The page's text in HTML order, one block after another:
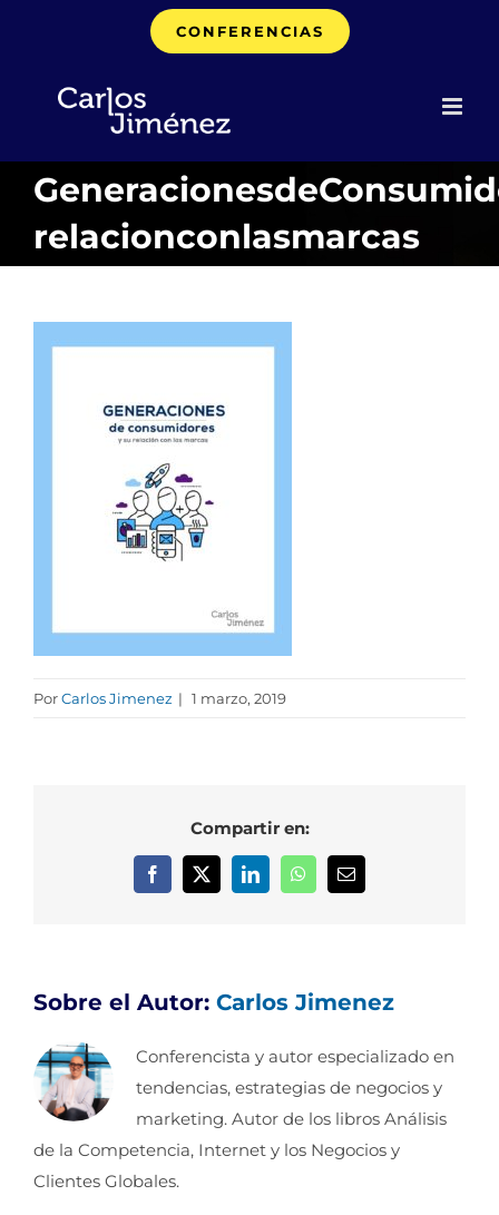
CONFERENCIAS
relacionconlasmarcas
PorCarlos Jimenez | 1 marzo, 2019
Compartir en:
Facebook
X LinkedInWhatsAppCorreo
Sobre el Autor: Carlos Jimenez
Conferencista y autor especializado en
tendencias, estrategias de negocios y
marketing. Autor de los libros Análisis
de la Competencia, Internet y los Negocios y
Clientes Globales.